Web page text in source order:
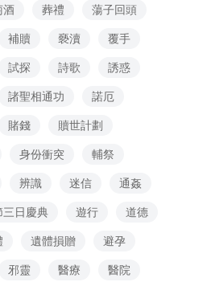
酒 葬禮
蕩子回頭
補贖 褻瀆
覆手
試探 詩歌
誘惑
諸聖相通功
諾厄
賭錢
贖世計劃
身份衝突
輔祭
辨識 迷信
通姦
三日慶典 遊行
道德
遺體損贈
避孕
邪靈 醫療
醫院